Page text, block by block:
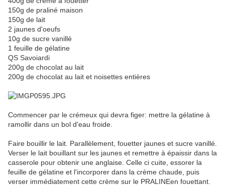
150g de praliné maison
150g de lait
2 jaunes d'oeufs
10g de sucre vanillé
1 feuille de gélatine
QS Savoiardi
200g de chocolat au lait
200g de chocolat au lait et noisettes entières
Commencer par le crémeux qui devra figer: mettre la gélatine à
ramollir dans un bol d'eau froide.
Faire bouillir le lait. Parallèlement, fouetter jaunes et sucre vanillé.
Verser le lait bouillant sur les jaunes et remettre à épaissir dans la
casserole pour obtenir une anglaise. Celle ci cuite, essorer la
feuille de gélatine et l'incorporer dans la crème chaude, puis
verser immédiatement cette crème sur le PRALINEen fouettant.